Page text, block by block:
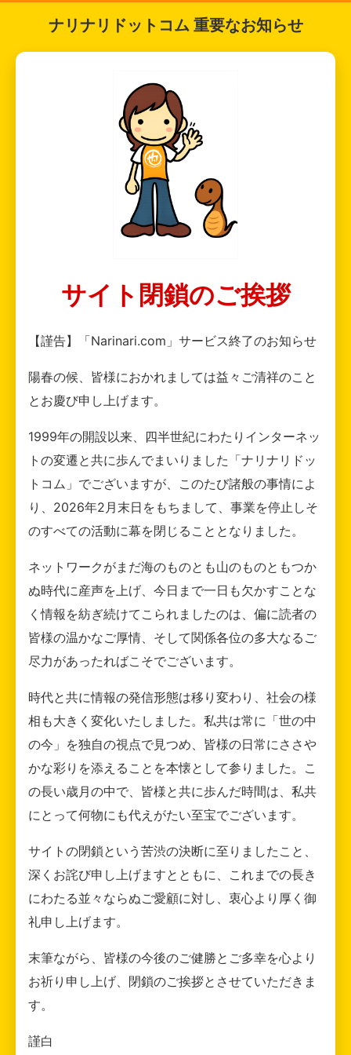
ナリナリドットコム 重要なお知らせ
サイト閉鎖のご挨拶
【謹告】「Narinari.com」サービス終了のお知らせ
陽春の候、皆様におかれましては益々ご清祥のこと
とお慶び申し上げます。
1999年の開設以来、四半世紀にわたりインターネッ
トの変遷と共に歩んでまいりました「ナリナリドッ
トコム」でございますが、このたび諸般の事情によ
り、2026年2月末日をもちまして、事業を停止しそ
のすべての活動に幕を閉じることとなりました。
ネットワークがまだ海のものとも山のものともつか
ぬ時代に産声を上げ、今日まで一日も欠かすことな
く情報を紡ぎ続けてこられましたのは、偏に読者の
皆様の温かなご厚情、そして関係各位の多大なるご
尽力があったればこそでございます。
時代と共に情報の発信形態は移り変わり、社会の様
相も大きく変化いたしました。私共は常に「世の中
の今」を独自の視点で見つめ、皆様の日常にささや
かな彩りを添えることを本懐として参りました。こ
の長い歳月の中で、皆様と共に歩んだ時間は、私共
にとって何物にも代えがたい至宝でございます。
サイトの閉鎖という苦渋の決断に至りましたこと、
深くお詫び申し上げますとともに、これまでの長き
にわたる並々ならぬご愛顧に対し、衷心より厚く御
礼申し上げます。
末筆ながら、皆様の今後のご健勝とご多幸を心より
お祈り申し上げ、閉鎖のご挨拶とさせていただきま
す。
謹白